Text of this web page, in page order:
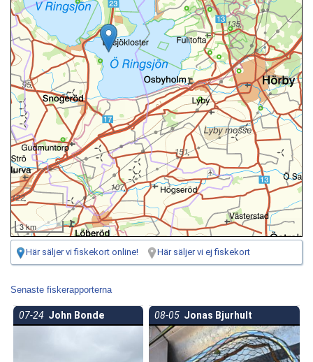
3 km
Här säljer vi fiskekort online! Här säljer vi ej fiskekort
Senaste fiskerapporterna
07-24 John Bonde 08-05 Jonas Bjurhult